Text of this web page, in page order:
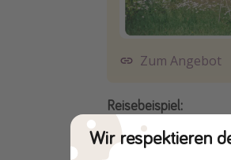
Zum Angebot
Reisebeispiel:
Wir respektieren